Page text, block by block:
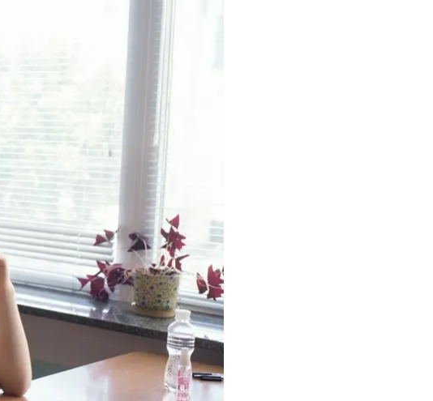
году из—за COVID—19 было
участников. Тестирование и
о своем опыте
Поступала в 2005
на прикладную
в Донбасском
будет только
Даля, сказали, что если я
только на основе этого
и примерные
поскольку ты не
выдали по листочку, дали